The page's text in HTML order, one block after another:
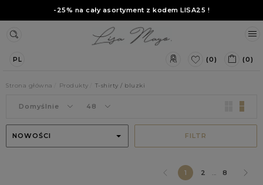
-25% na cały asortyment z kodem LISA25 !
PL (0) (0)
Strona główna Produkty T-shirty / bluzki
Domyślnie 48
NOWOŚCI FILTR
1 2 ... 8